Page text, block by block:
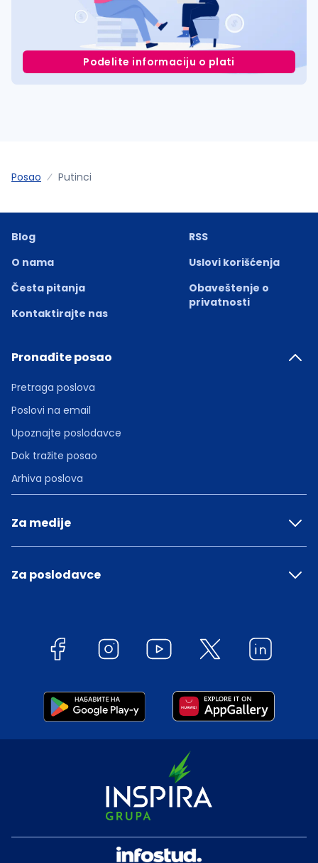
Podelite informaciju o plati
Posao Putinci
Blog
O nama
Česta pitanja
Kontaktirajte nas
RSS
Uslovi korišćenja
Obaveštenje o
privatnosti
Pronađite posao
Pretraga poslova
Poslovi na email
Upoznajte poslodavce
Dok tražite posao
Arhiva poslova
Za medije
Za poslodavce